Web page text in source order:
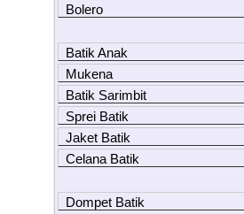
Bolero
Batik Anak
Mukena
Batik Sarimbit
Sprei Batik
Jaket Batik
Celana Batik
Dompet Batik